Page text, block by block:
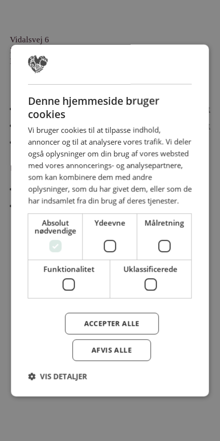
Vidalsvej 6
DK-9230 Svenstrup
Denmark
Cateringmesse Nord
Cateringmesse Midt
Cateringmesse Syd
Cateringmesse Øst
Cateringmesse Thy
Information
Cookiepolitk
Persondatapolitik
© Dansk Cater A/S - All rights reserved
Denne hjemmeside bruger
cookies
Vi bruger cookies til at tilpasse indhold,
annoncer og til at analysere vores trafik. Vi deler
også oplysninger om din brug af vores websted
med vores annoncerings- og analysepartnere,
som kan kombinere dem med andre
oplysninger, som du har givet dem, eller som de
har indsamlet fra din brug af deres tjenester.
Absolut
nødvendige
Ydeevne Målretning
Funktionalitet Uklassificerede
ACCEPTER ALLE
AFVIS ALLE
VIS DETALJER